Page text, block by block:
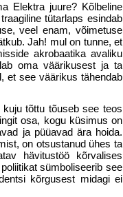
Elektra juure? Kõlbeline
tütarlaps esindab
veel enam, võimetuse
Jah! mul on tunne, et
akrobaatika avaliku
oma väärikusest ja ta
et see väärikus tähendab
tõttu tõuseb see teos
osa, kogu küsimus on
ja püüavad ära hoida.
on otsustanud ühes ta
hävitustöö kõrvalises
sümboliseerib see
kõrgusest midagi ei